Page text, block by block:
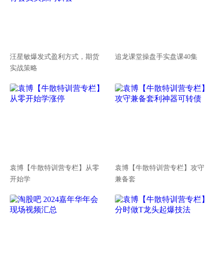
汪星敏爆发式盈利方式，期货
实战策略
追龙课堂操盘手实盘课40集
袁博【牛散特训营专栏】从零
开始学
袁博【牛散特训营专栏】攻守
兼备套